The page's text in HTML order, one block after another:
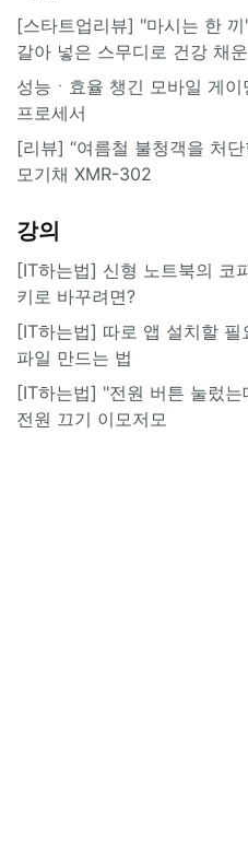
[스타트업리뷰] "마시는 한
갈아 넣은 스무디로 건강 채
성능ㆍ효율 챙긴 모바일 게
프로세서
[리뷰] “여름철 불청객을 처
모기채 XMR-302
강의
[IT하는법] 신형 노트북의 코
키로 바꾸려면?
[IT하는법] 따로 앱 설치할
파일 만드는 법
[IT하는법] "전원 버튼 눌렀는
전원 끄기 이모저모